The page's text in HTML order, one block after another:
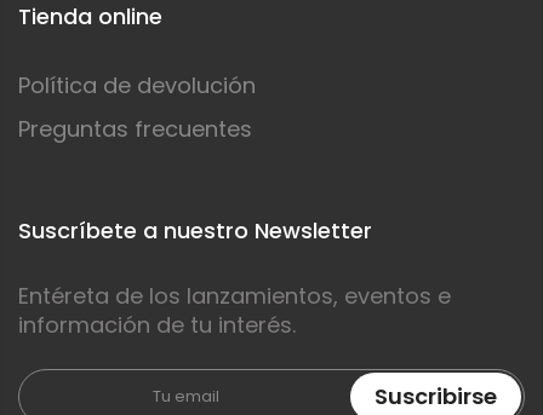
Tienda online
Política de devolución
Preguntas frecuentes
Suscríbete a nuestro Newsletter
Entéreta de los lanzamientos, eventos e
información de tu interés.
Suscribirse